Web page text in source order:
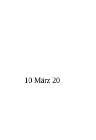
10 März 20